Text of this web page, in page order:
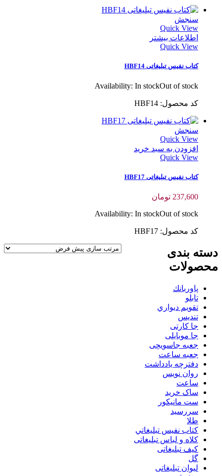
سنجش
Quick View
اطلاعات بیشتر
Quick View
کتاب نفیس تبلیغاتی HBF14
Availability: In stockOut of stock
کد محصول: HBF14
سنجش
Quick View
افزودن به سبد خرید
Quick View
کتاب نفیس تبلیغاتی HBF17
237,600 تومان
Availability: In stockOut of stock
کد محصول: HBF17
دسته بندی
محصولات
پاوربانك
تابلو
تقويم ديواري
تنديس
جا کارتی
جا موبایلی
جعبه جاسویچی
جعبه ساعت
دفترچه یادداشت
روان نويس
ساعت
ساک خرید
ست مانيكور
سررسید
طلا
كتاب نفيس تبليغاتي
کلاه و لباس تبلیغاتی
کیف تبلیغاتی
گل
لیوان تبلیغاتی